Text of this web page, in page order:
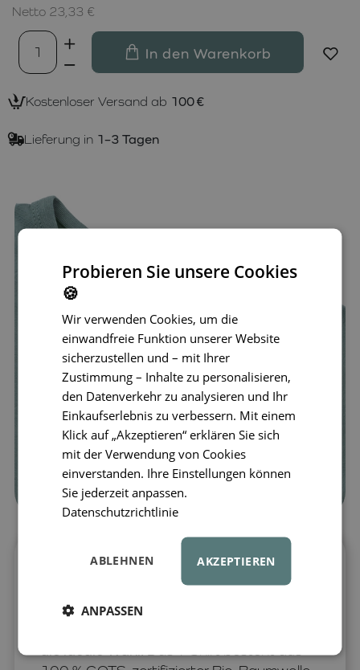
Netto 23,33 €
In den Warenkorb
Kostenloser Versand ab 100 €
Lieferung in 1–3 Tagen
LIEWOOD BRODIE – bequemes
Kinder-T-Shirt für jeden Tag
Wenn Komfort und Bewegungsfreiheit
Probieren Sie unsere Cookies
🍪
Wir verwenden Cookies, um die
einwandfreie Funktion unserer Website
sicherzustellen und – mit Ihrer
Zustimmung – Inhalte zu personalisieren,
den Datenverkehr zu analysieren und Ihr
Einkaufserlebnis zu verbessern. Mit einem
Klick auf „Akzeptieren“ erklären Sie sich
mit der Verwendung von Cookies
einverstanden. Ihre Einstellungen können
Sie jederzeit anpassen.
Datenschutzrichtlinie
AKZEPTIEREN
ABLEHNEN
ANPASSEN